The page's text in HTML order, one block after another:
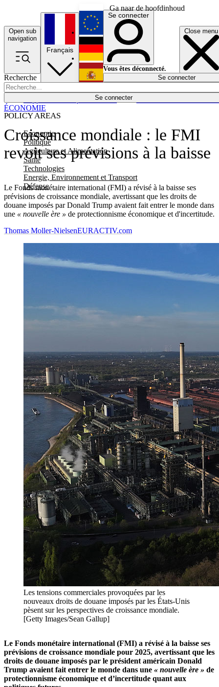
Ga naar de hoofdinhoud
Open sub
navigation
Close menu
Recherche
Se connecter
POLICY AREAS
Economie
Politique
Agriculture et Alimentation
Santé
Technologies
Energie, Environnement et Transport
Défense
Économie
Français
English
Deutsch
Español
Se connecter
Vous êtes déconnecté.
Se connecter
Croissance mondiale : le FMI
revoit ses prévisions à la baisse
Le Fonds monétaire international (FMI) a révisé à la baisse ses
prévisions de croissance mondiale, avertissant que les droits de
douane imposés par Donald Trump avaient fait entrer le monde dans
une « nouvelle ère » de protectionnisme économique et d'incertitude.
ÉCONOMIE
Thomas Moller-NielsenEURACTIV.com
Les tensions commerciales provoquées par les
nouveaux droits de douane imposés par les États-Unis
pèsent sur les perspectives de croissance mondiale.
[Getty Images/Sean Gallup]
Le Fonds monétaire international (FMI) a révisé à la baisse ses
prévisions de croissance mondiale pour 2025, avertissant que les
droits de douane imposés par le président américain Donald
Trump avaient fait entrer le monde dans une « nouvelle ère » de
protectionnisme économique et d’incertitude quant aux